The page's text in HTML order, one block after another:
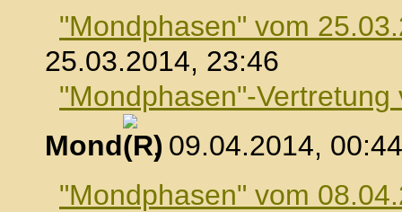
"Mondphasen" vom
25.03.2014, 23:46
"Mondphasen"-
Mond
, 09.04.2014, 00:44
"Mondphasen" vom